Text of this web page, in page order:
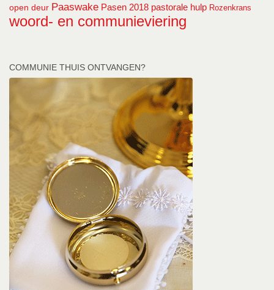
open deur Paaswake Pasen 2018 pastorale hulp Rozenkrans
woord- en communieviering
COMMUNIE THUIS ONTVANGEN?